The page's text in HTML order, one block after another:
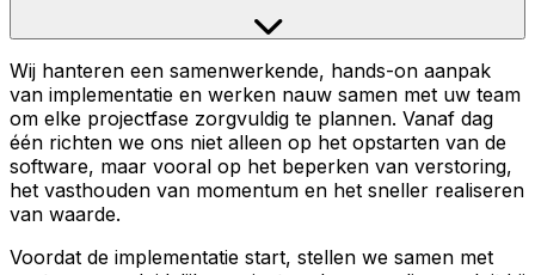
Wij hanteren een samenwerkende, hands-on aanpak
van implementatie en werken nauw samen met uw team
om elke projectfase zorgvuldig te plannen. Vanaf dag
één richten we ons niet alleen op het opstarten van de
software, maar vooral op het beperken van verstoring,
het vasthouden van momentum en het sneller realiseren
van waarde.
Voordat de implementatie start, stellen we samen met